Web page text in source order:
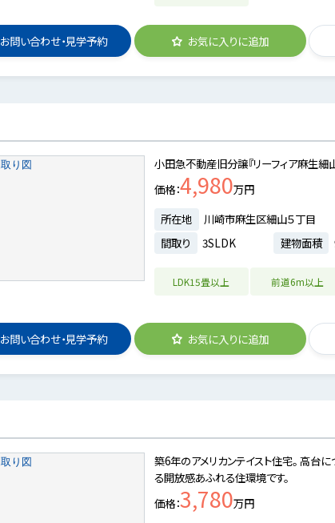
お問い合わせ・見学予約 お気に入りに追加
小田急不動産旧分譲『リーフィア麻生細
価格 4,980万円
所在地
川崎市麻生区細山５丁目
間取り
3SLDK 建物面積
LDK15畳以上 前道6m以上
お問い合わせ・見学予約 お気に入りに追加
築6年のアメリカンテイスト住宅。 高台
る開放感あふれる住環境です。
価格 3,780万円